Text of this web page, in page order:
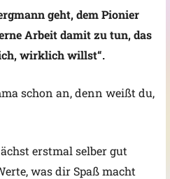
geht, dem Pionier
Arbeit damit zu tun, das
wirklich willst“.
schon an, denn weißt du,
erstmal selber gut
was dir Spaß macht